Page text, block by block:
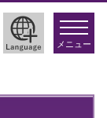
toggle
メニュー